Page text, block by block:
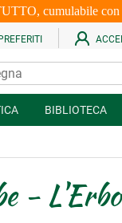
cumulabile con
PREFERITI
BIBLIOTECA
-